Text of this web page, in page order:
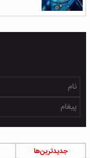
جدیدترین‌ها